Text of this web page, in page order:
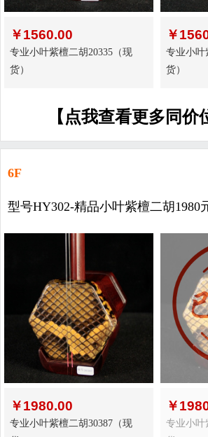
￥1560.00
专业小叶紫檀二胡20335（现
货）
￥
专业小叶
货）
【点我查看更多同价
6F
型号HY302-精品小叶紫檀二胡1980
￥1980.00
专业小叶紫檀二胡30387（现
￥
专业小叶